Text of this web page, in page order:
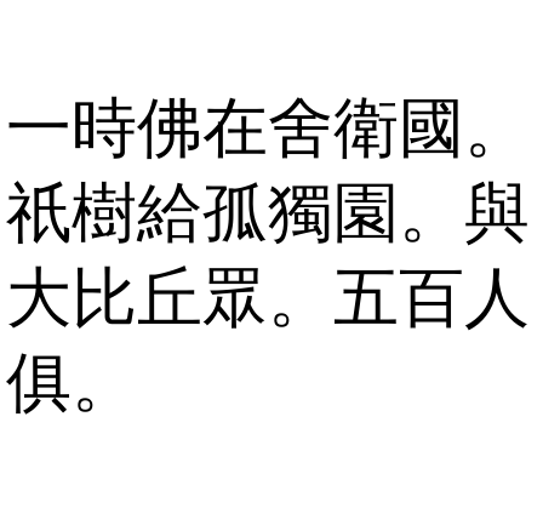
一時佛在舍衛國。
祇樹給孤獨園。與
大比丘眾。五百人
俱。